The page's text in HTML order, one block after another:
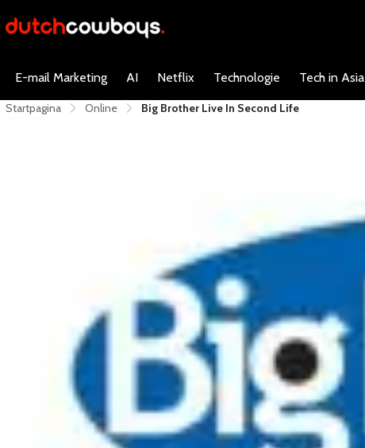
E-mail Marketing AI Netflix Technologie Tech in Asia
Startpagina Online Big Brother Live In Second Life